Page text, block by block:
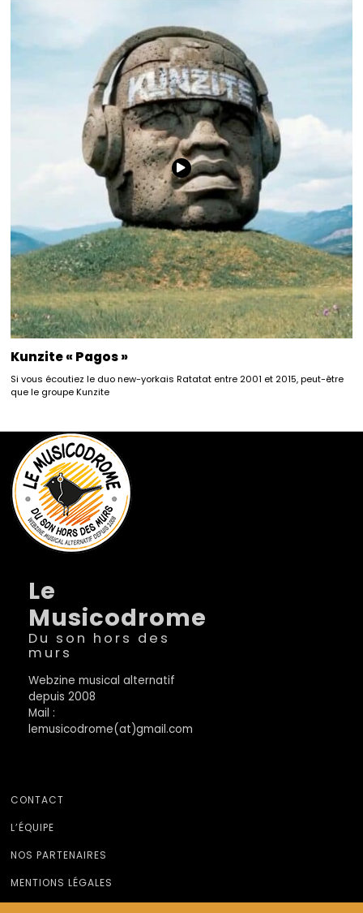
Kunzite « Pagos »
Si vous écoutiez le duo new-yorkais Ratatat entre 2001 et 2015, peut-être
que le groupe Kunzite
Le
Musicodrome
Du son hors des
murs
Webzine musical alternatif
depuis 2008
Mail :
lemusicodrome(at)gmail.com
CONTACT
L’ÉQUIPE
NOS PARTENAIRES
MENTIONS LÉGALES